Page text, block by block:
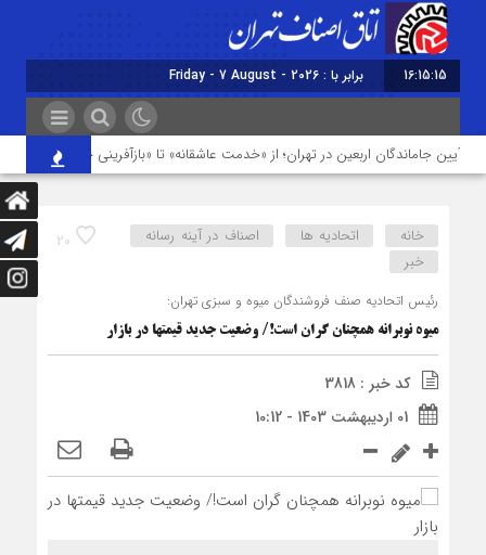
16:15:15 امروز : جمعه
جاماندگان اربعین در تهران؛ از «خدمت عاشقانه» تا «بازآفرینی حال‌وهوای کربلا»
20 خانه اتحادیه ها
اصناف در آینه رسانه
خبر
رئیس اتحادیه صنف فروشندگان میوه و سبزی تهران:
میوه نوبرانه همچنان گران است!/ وضعیت جدید قیمت‎ها در بازار
کد خبر : 3818
01 اردیبهشت 1403 - 10:12